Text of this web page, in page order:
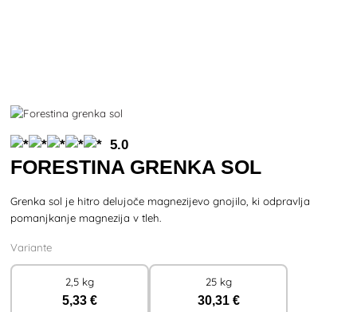
5.0
FORESTINA GRENKA SOL
Grenka sol je hitro delujoče magnezijevo gnojilo, ki odpravlja
pomanjkanje magnezija v tleh.
Variante
2,5 kg
5,33 €
25 kg
30,31 €